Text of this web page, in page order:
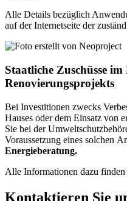
Alle Details bezüglich
auf der Internetseite der
Staatliche Zuschüsse
Renovierungsprojekts
Bei Investitionen zwecks
Hauses oder dem Einsatz von
Sie bei der
Voraussetzung eines solchen
Energieberatung.
Alle Informationen dazu finden
Kontaktieren Sie